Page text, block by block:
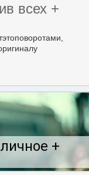
всех +
+